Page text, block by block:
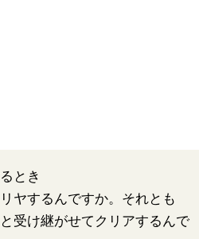
とき
ヤするんですか。それとも
け継がせてクリアするんで